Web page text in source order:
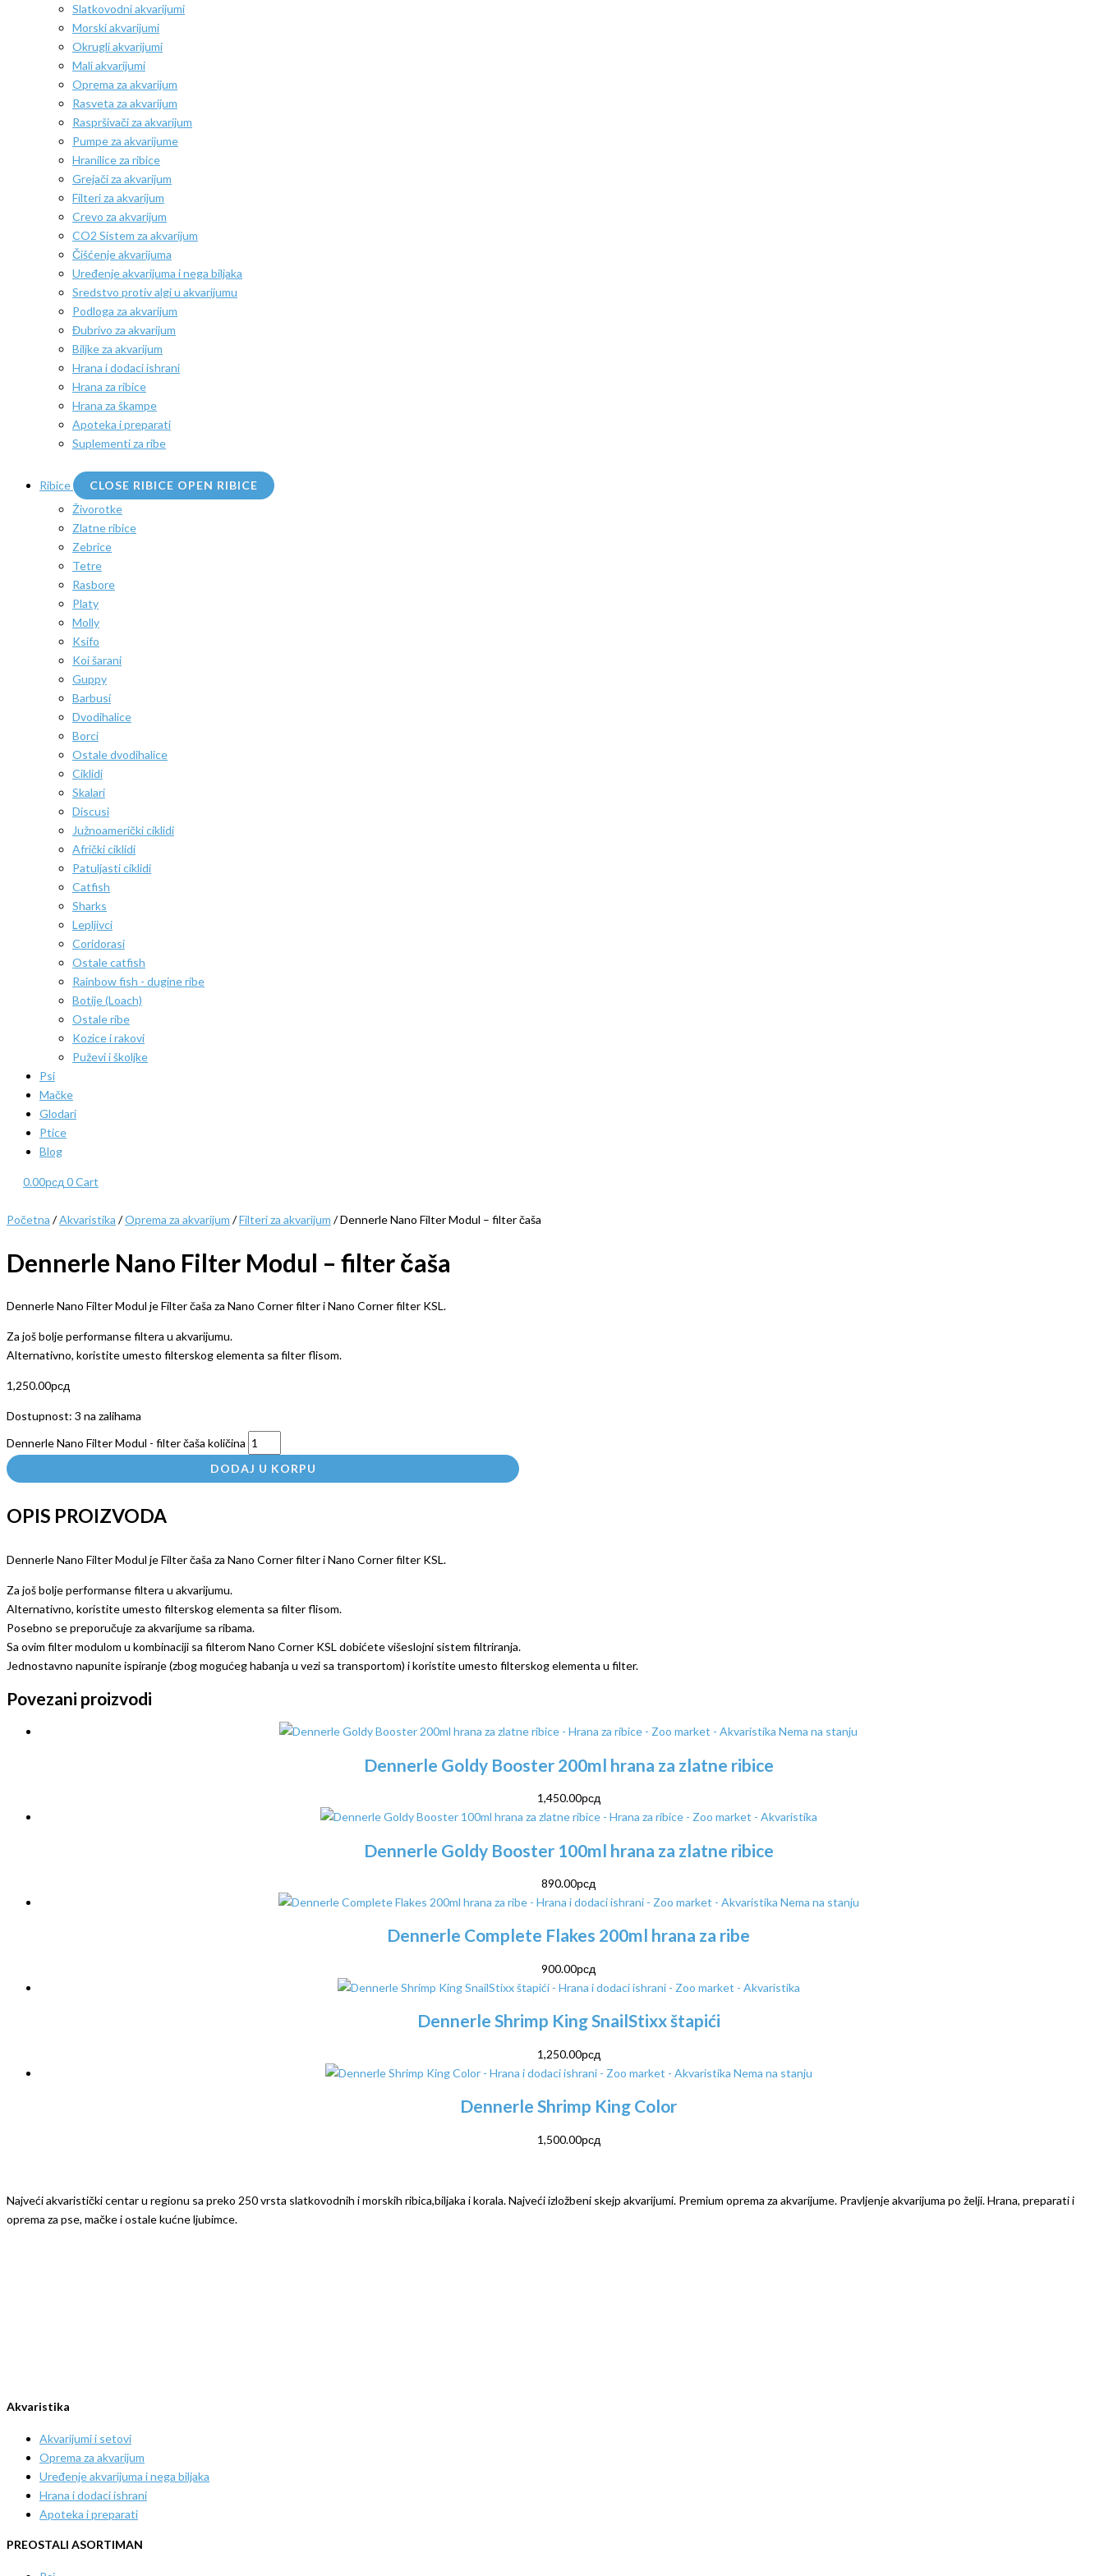
Slatkovodni akvarijumi
Morski akvarijumi
Okrugli akvarijumi
Mali akvarijumi
Oprema za akvarijum
Rasveta za akvarijum
Raspršivači za akvarijum
Pumpe za akvarijume
Hranilice za ribice
Grejači za akvarijum
Filteri za akvarijum
Crevo za akvarijum
CO2 Sistem za akvarijum
Čišćenje akvarijuma
Uređenje akvarijuma i nega biljaka
Sredstvo protiv algi u akvarijumu
Podloga za akvarijum
Đubrivo za akvarijum
Biljke za akvarijum
Hrana i dodaci ishrani
Hrana za ribice
Hrana za škampe
Apoteka i preparati
Suplementi za ribe
Ribice CLOSE RIBICE OPEN RIBICE
Živorotke
Zlatne ribice
Zebrice
Tetre
Rasbore
Platy
Molly
Ksifo
Koi šarani
Guppy
Barbusi
Dvodihalice
Borci
Ostale dvodihalice
Ciklidi
Skalari
Discusi
Južnoamerički ciklidi
Afrički ciklidi
Patuljasti ciklidi
Catfish
Sharks
Lepljivci
Coridorasi
Ostale catfish
Rainbow fish - dugine ribe
Botije (Loach)
Ostale ribe
Kozice i rakovi
Puževi i školjke
Psi
Mačke
Glodari
Ptice
Blog
0.00рсд 0Cart
Početna /Akvaristika /Oprema za akvarijum /Filteri za akvarijum / Dennerle Nano Filter Modul – filter čaša
Dennerle Nano Filter Modul – filter čaša
Dennerle Nano Filter Modul je Filter čaša za Nano Corner filter i Nano Corner filter KSL.
Za još bolje performanse filtera u akvarijumu.
Alternativno, koristite umesto filterskog elementa sa filter flisom.
1,250.00рсд
Dostupnost: 3 na zalihama
Dennerle Nano Filter Modul - filter čaša količina
DODAJ U KORPU
OPIS PROIZVODA
Dennerle Nano Filter Modul je Filter čaša za Nano Corner filter i Nano Corner filter KSL.
Za još bolje performanse filtera u akvarijumu.
Alternativno, koristite umesto filterskog elementa sa filter flisom.
Posebno se preporučuje za akvarijume sa ribama.
Sa ovim filter modulom u kombinaciji sa filterom Nano Corner KSL dobićete višeslojni sistem filtriranja.
Jednostavno napunite ispiranje (zbog mogućeg habanja u vezi sa transportom) i koristite umesto filterskog elementa u filter.
Povezani proizvodi
Nema na stanju
Dennerle Goldy Booster 200ml hrana za zlatne ribice
1,450.00рсд
Dennerle Goldy Booster 100ml hrana za zlatne ribice
890.00рсд
Nema na stanju
Dennerle Complete Flakes 200ml hrana za ribe
900.00рсд
Dennerle Shrimp King SnailStixx štapići
1,250.00рсд
Nema na stanju
Dennerle Shrimp King Color
1,500.00рсд
Najveći akvaristički centar u regionu sa preko 250 vrsta slatkovodnih i morskih ribica,biljaka i korala. Najveći izložbeni skejp akvarijumi. Premium oprema za akvarijume. Pravljenje akvarijuma po želji. Hrana, preparati i
oprema za pse, mačke i ostale kućne ljubimce.
Akvaristika
Akvarijumi i setovi
Oprema za akvarijum
Uređenje akvarijuma i nega biljaka
Hrana i dodaci ishrani
Apoteka i preparati
PREOSTALI ASORTIMAN